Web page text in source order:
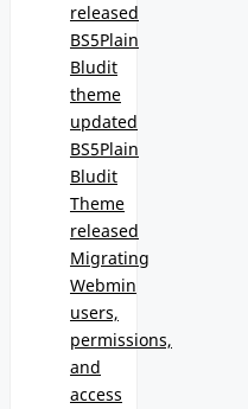
released
BS5Plain
Bludit
theme
updated
BS5Plain
Bludit
Theme
released
Migrating
Webmin
users,
permissions,
and
access